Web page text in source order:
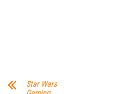
Star Wars